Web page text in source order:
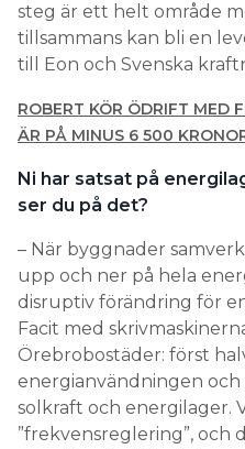
steg är ett helt område
tillsammans kan bli en
till Eon och Svenska
ROBERT KÖR ÖDRIFT MED
ÄR PÅ MINUS 6 500
Ni har satsat på
ser du på det?
– När byggnader
upp och ner på hela
disruptiv förändring för
Facit med
Örebrobostäder: först
energianvändningen och
solkraft och energilager.
”frekvensreglering”, och